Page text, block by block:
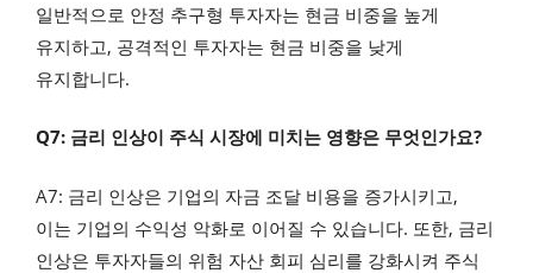
일반적으로 안정 추구형 투자자는 현금 비중을 높게
유지하고, 공격적인 투자자는 현금 비중을 낮게
유지합니다.
Q7: 금리 인상이 주식 시장에 미치는 영향은 무엇인가요?
A7: 금리 인상은 기업의 자금 조달 비용을 증가시키고,
이는 기업의 수익성 악화로 이어질 수 있습니다. 또한, 금리
인상은 투자자들의 위험 자산 회피 심리를 강화시켜 주식